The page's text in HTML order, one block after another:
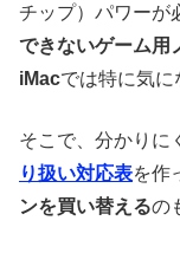
チップ）パワーが
できないゲーム用
iMacでは特に気に
そこで、分かりに
り扱い対応表を作
ンを買い替えるの